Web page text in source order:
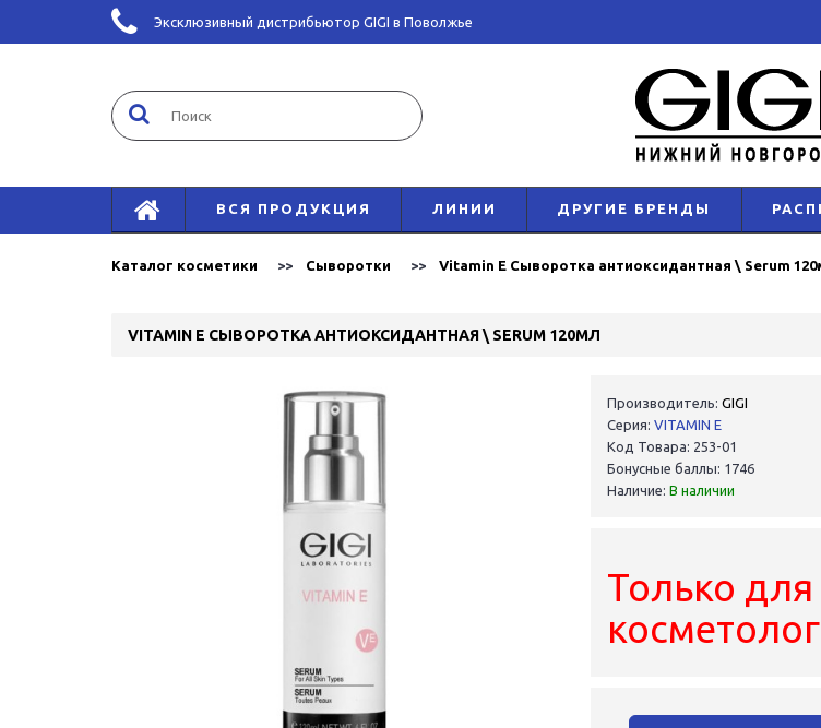
Эксклюзивный дистрибьютор GIGI в Поволжье
ВСЯ ПРОДУКЦИЯ ЛИНИИ ДРУГИЕ БРЕНДЫ
Каталог косметики Сыворотки Vitamin E Сыворотка антиоксидантная \ Serum
VITAMIN E СЫВОРОТКА АНТИОКСИДАНТНАЯ \ SERUM 120МЛ
Производитель: GIGI
Серия: VITAMIN E
Код Товара: 253-01
Бонусные баллы: 1746
Наличие: В наличии
Только для